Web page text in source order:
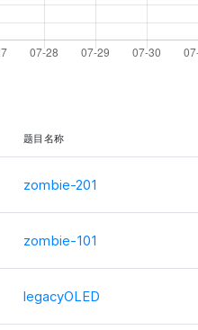
题目名称
zombie-201
zombie-101
legacyOLED